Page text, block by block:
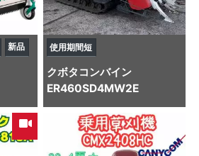
新品 使用期間短
クボタ コンバイン
ER460SD4MW2E